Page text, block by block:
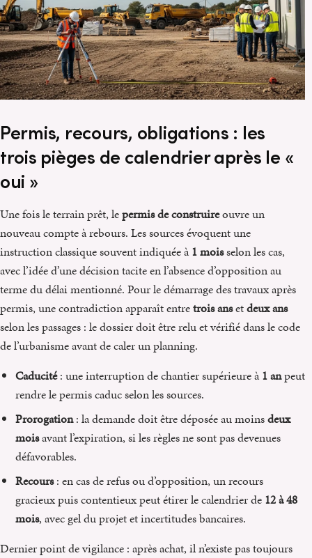
Permis, recours, obligations : les
trois pièges de calendrier après le «
oui »
Une fois le terrain prêt, lepermis de construireouvre un
nouveau compte à rebours. Les sources évoquent une
instruction classique souvent indiquée à 1 moisselon les cas,
avec l’idée d’une décision tacite en l’absence d’opposition au
terme du délai mentionné. Pour le démarrage des travaux après
permis, une contradiction apparaît entretrois ansetdeux ans
selon les passages : le dossier doit être relu et vérifié dans le code
de l’urbanisme avant de caler un planning.
Caducité: une interruption de chantier supérieure à 1 anpeut
rendre le permis caduc selon les sources.
Prorogation: la demande doit être déposée au moinsdeux
moisavant l’expiration, si les règles ne sont pas devenues
défavorables.
Recours: en cas de refus ou d’opposition, un recours
gracieux puis contentieux peut étirer le calendrier de 12 à 48
mois, avec gel du projet et incertitudes bancaires.
Dernier point de vigilance : après achat, il n’existe pas toujours